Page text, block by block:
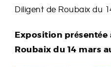
Diligent de Roubaix du
Exposition présentée
Roubaix du 14 mars